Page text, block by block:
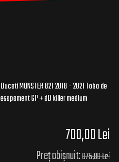
Ducati MONSTER 821 2018 - 2021 Toba de
esapament GP + dB killer medium
700,00 Lei
Preț obișnuit:875,00 Lei